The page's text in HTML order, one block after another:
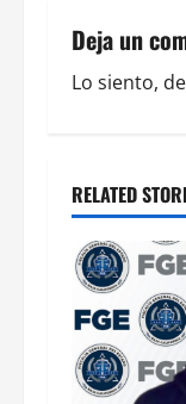
n
a
i
g
a
t
i
Deja un
Lo siento,
RELATED